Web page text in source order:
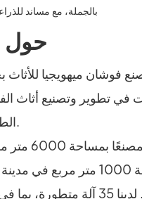
حول
في تطوير وتصنيع أثاث
الطعام عالي الجودة.
نمتلك
بمساحة 1000 متر مربع
غوانغدونغ. لدينا 35 آلة